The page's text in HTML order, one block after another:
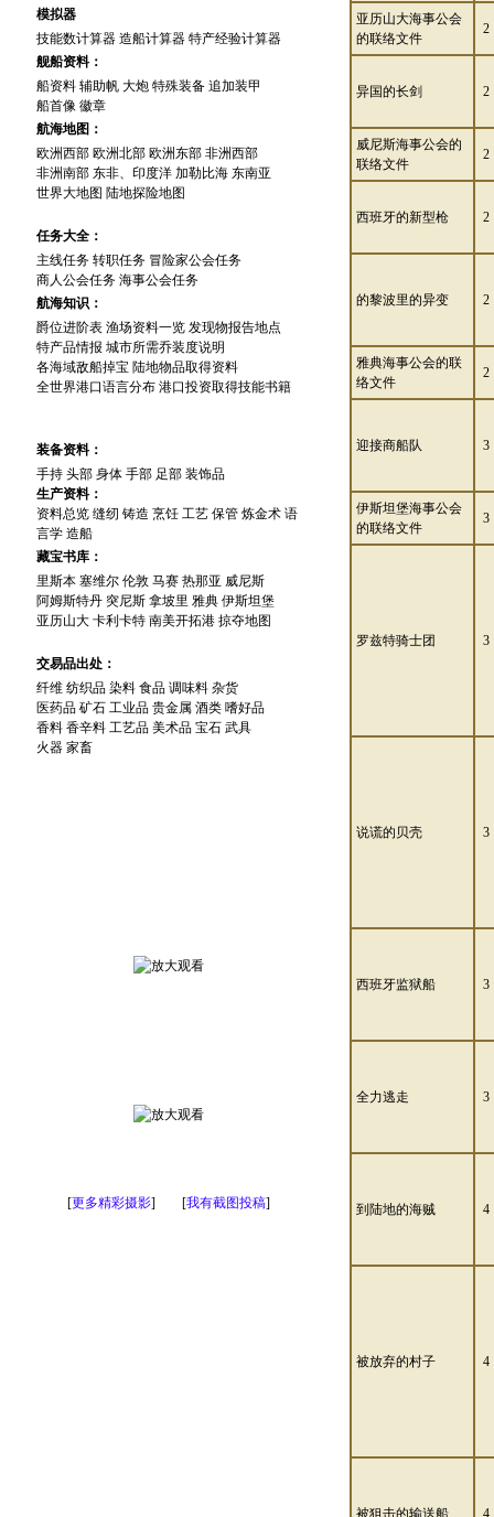
模拟器
技能数计算器 造船计算器 特产经验计算器
舰船资料：
船资料 辅助帆 大炮 特殊装备 追加装甲
船首像 徽章
航海地图：
欧洲西部 欧洲北部 欧洲东部 非洲西部
非洲南部 东非、印度洋 加勒比海 东南亚
世界大地图 陆地探险地图
任务大全：
主线任务 转职任务 冒险家公会任务
商人公会任务 海事公会任务
航海知识：
爵位进阶表 渔场资料一览 发现物报告地点
特产品情报 城市所需乔装度说明
各海域敌船掉宝 陆地物品取得资料
全世界港口语言分布 港口投资取得技能书籍
装备资料：
手持 头部 身体 手部 足部 装饰品
生产资料：
资料总览 缝纫 铸造 烹饪 工艺 保管 炼金术 语
言学 造船
藏宝书库：
里斯本 塞维尔 伦敦 马赛 热那亚 威尼斯
阿姆斯特丹 突尼斯 拿坡里 雅典 伊斯坦堡
亚历山大 卡利卡特 南美开拓港 掠夺地图
交易品出处：
纤维 纺织品 染料 食品 调味料 杂货
医药品 矿石 工业品 贵金属 酒类 嗜好品
香料 香辛料 工艺品 美术品 宝石 武具
火器 家畜
[更多精彩摄影] [我有截图投稿]
亚历山大海事公会
的联络文件
2
异国的长剑 2
威尼斯海事公会的
联络文件
2
西班牙的新型枪 2
的黎波里的异变 2
雅典海事公会的联
络文件
2
迎接商船队 3
伊斯坦堡海事公会
的联络文件
3
罗兹特骑士团 3
说谎的贝壳 3
西班牙监狱船 3
全力逃走 3
到陆地的海贼 4
被放弃的村子 4
被狙击的输送船 4